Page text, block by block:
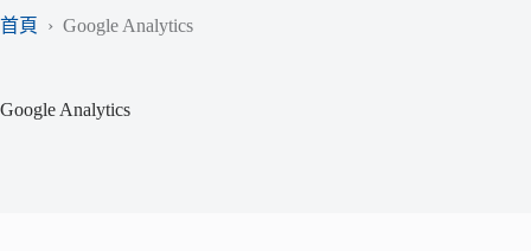
首頁
› Google Analytics
Google Analytics